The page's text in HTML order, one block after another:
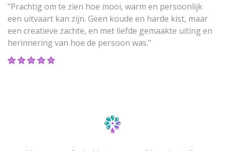
"Prachtig om te zien hoe mooi, warm en persoonlijk
een uitvaart kan zijn. Geen koude en harde kist, maar
een creatieve zachte, en met liefde gemaakte uiting en
herinnering van hoe de persoon was."